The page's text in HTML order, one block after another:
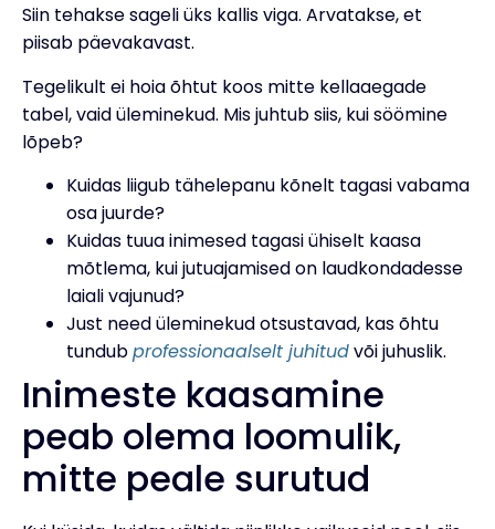
Siin tehakse sageli üks kallis viga. Arvatakse, et
piisab päevakavast.
Tegelikult ei hoia õhtut koos mitte kellaaegade
tabel, vaid üleminekud. Mis juhtub siis, kui söömine
lõpeb?
Kuidas liigub tähelepanu kõnelt tagasi vabama
osa juurde?
Kuidas tuua inimesed tagasi ühiselt kaasa
mõtlema, kui jutuajamised on laudkondadesse
laiali vajunud?
Just need üleminekud otsustavad, kas õhtu
tundubprofessionaalselt juhitudvõi juhuslik.
Inimeste kaasamine
peab olema loomulik,
mitte peale surutud